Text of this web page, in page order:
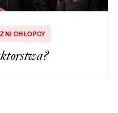
CHŁOPCY